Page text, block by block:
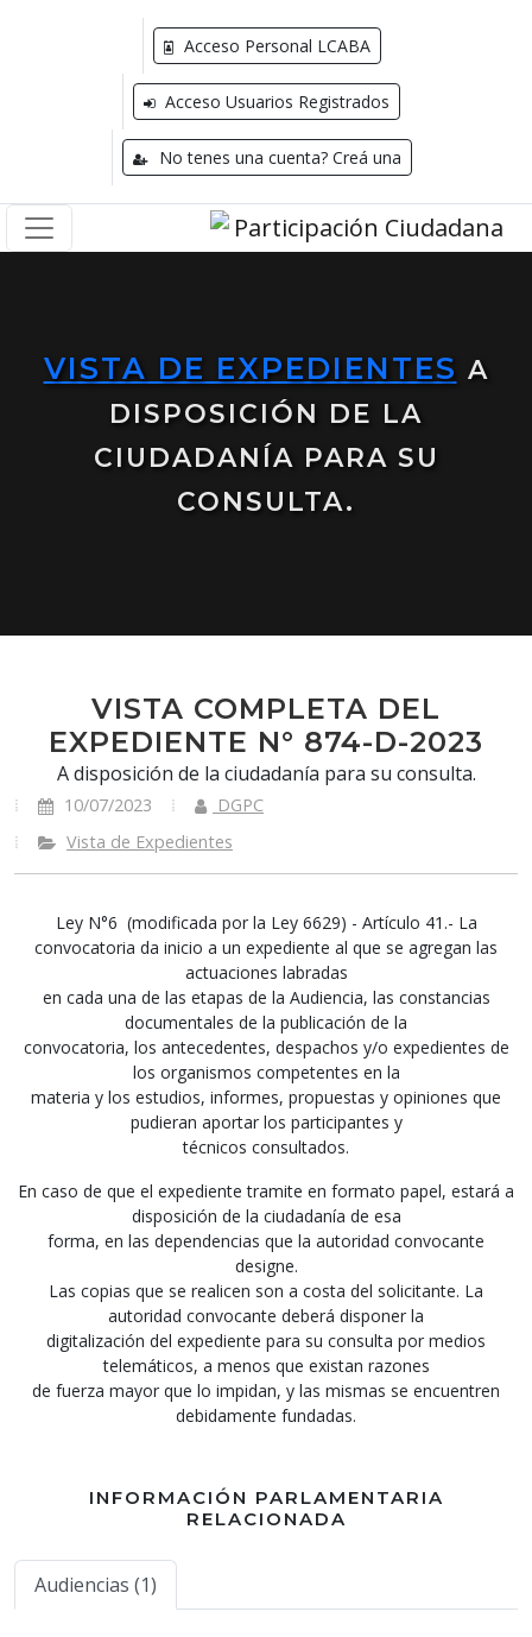
Acceso Personal LCABA
Acceso Usuarios Registrados
No tenes una cuenta? Creá una
VISTA DE EXPEDIENTES A
DISPOSICIÓN DE LA
CIUDADANÍA PARA SU
CONSULTA.
VISTA COMPLETA DEL
EXPEDIENTE N° 874-D-2023
A disposición de la ciudadanía para su consulta.
10/07/2023
DGPC
Vista de Expedientes
Ley N°6 (modificada por la Ley 6629) - Artículo 41.- La
convocatoria da inicio a un expediente al que se agregan las
actuaciones labradas
en cada una de las etapas de la Audiencia, las constancias
documentales de la publicación de la
convocatoria, los antecedentes, despachos y/o expedientes de
los organismos competentes en la
materia y los estudios, informes, propuestas y opiniones que
pudieran aportar los participantes y
técnicos consultados.
En caso de que el expediente tramite en formato papel, estará a
disposición de la ciudadanía de esa
forma, en las dependencias que la autoridad convocante
designe.
Las copias que se realicen son a costa del solicitante. La
autoridad convocante deberá disponer la
digitalización del expediente para su consulta por medios
telemáticos, a menos que existan razones
de fuerza mayor que lo impidan, y las mismas se encuentren
debidamente fundadas.
INFORMACIÓN PARLAMENTARIA
RELACIONADA
Audiencias (1)